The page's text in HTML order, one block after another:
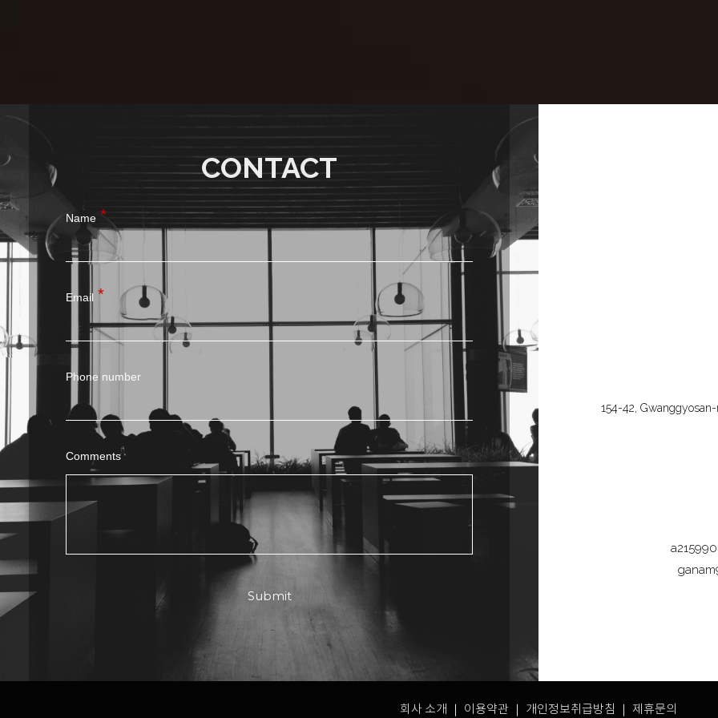
CONTACT
Name
Email
Phone number
Comments
Submit
154-42,
회사 소개 ｜ 이용약관 개인정보취급방침 ｜ 제휴문의